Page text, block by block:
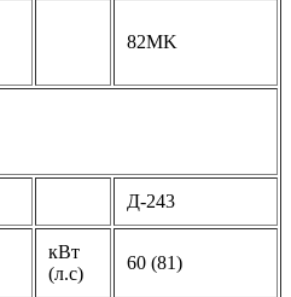
82MK
Д-243
кВт
(л.с)
60 (81)